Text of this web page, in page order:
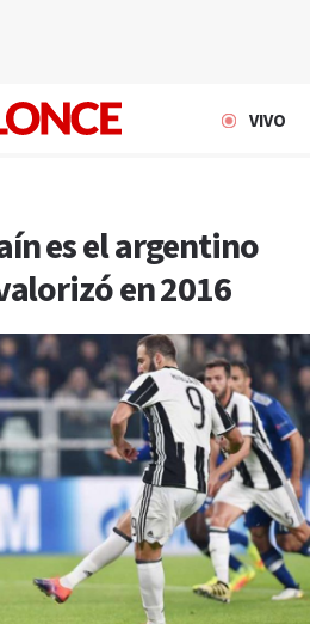
VIVO
es el argentino
en 2016